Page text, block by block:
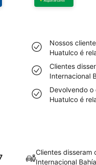
Nossos
Huatulco é
Clientes
Internacional
Devolvendo
Huatulco é
Clientes disseram
Internacional